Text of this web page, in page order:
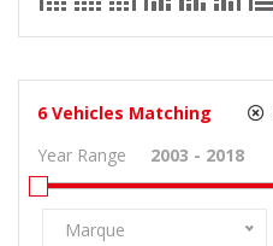
6 Vehicles Matching
Year Range
Marque